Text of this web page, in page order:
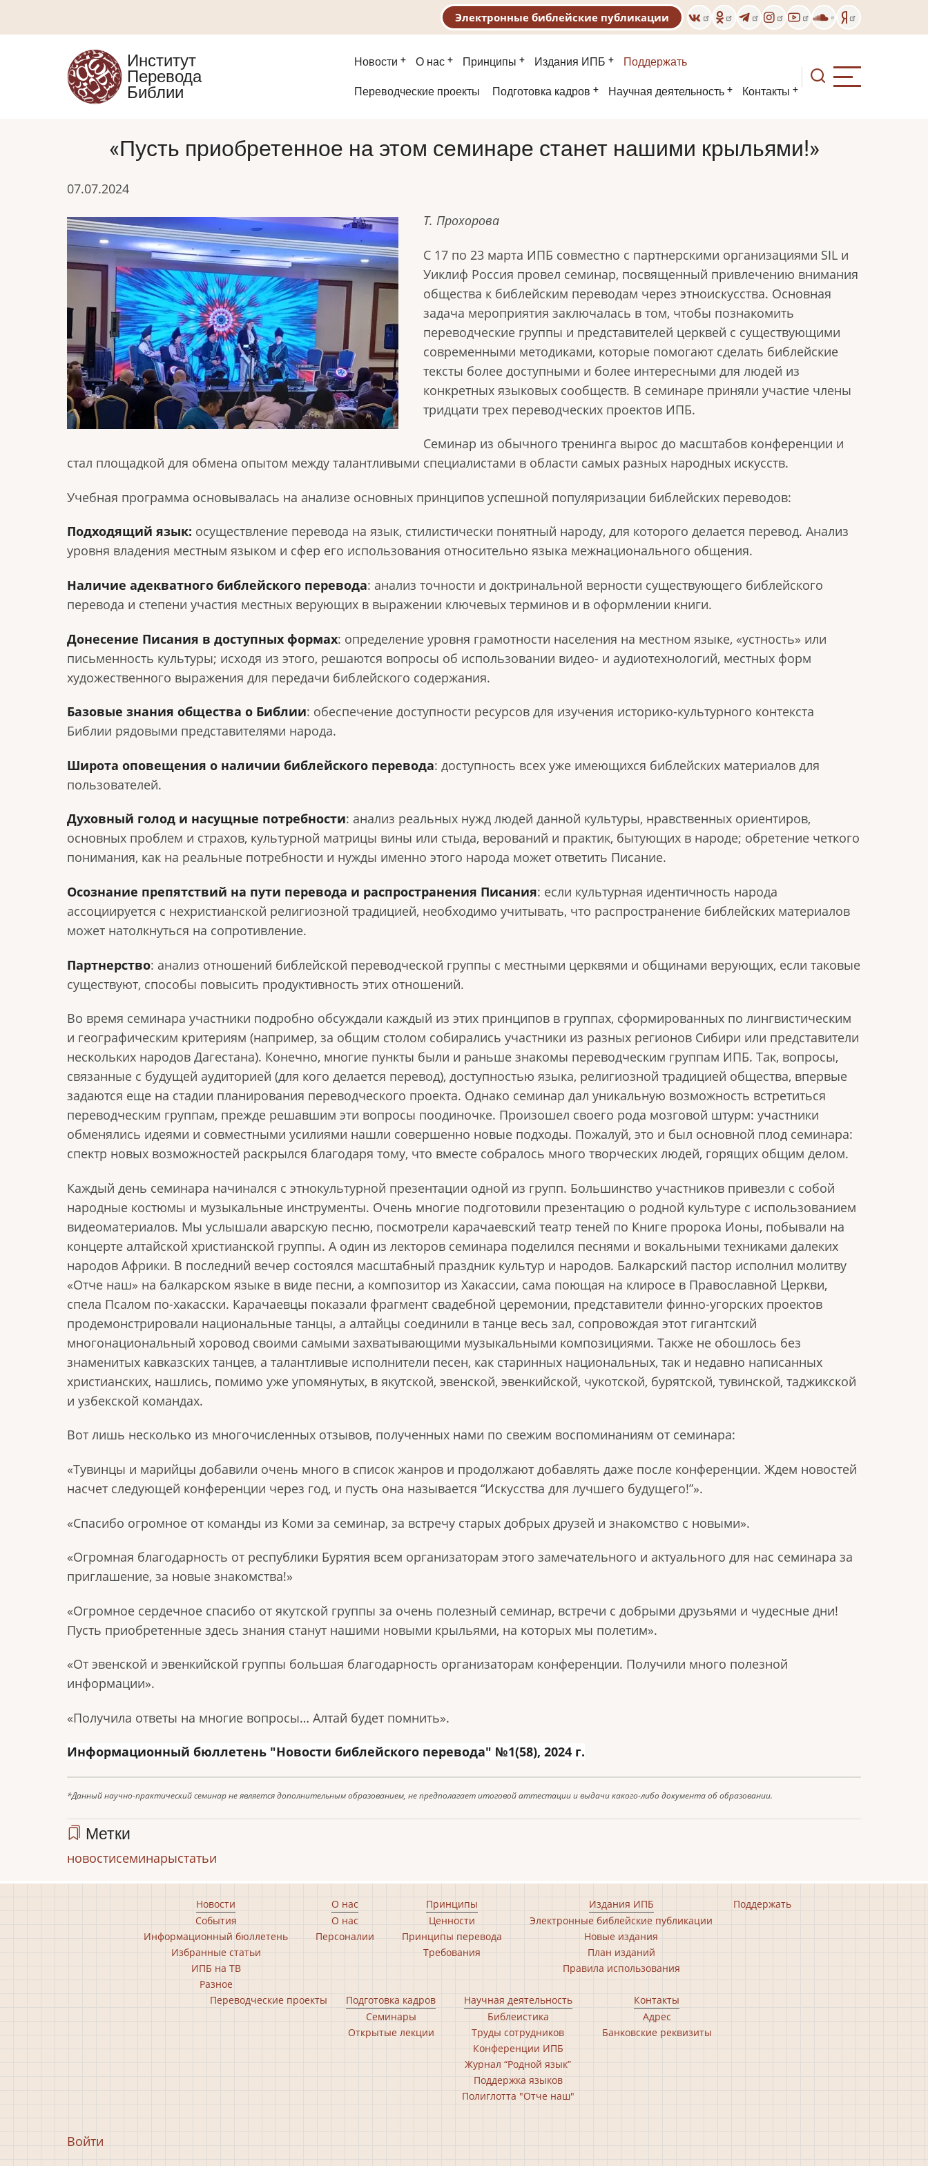
содержанию
Электронные библейские публикации
Институт
Перевода
Библии
Основная
навигация
Новости О нас Принципы Издания ИПБ Поддержать
Второе
Переводческие проекты Подготовка кадров Научная деятельность Контакты
«Пусть приобретенное на этом семинаре станет нашими крыльями!»
07.07.2024
Т. Прохорова
С 17 по 23 марта ИПБ совместно с партнерскими организациями SIL и
Уиклиф Россия провел семинар, посвященный привлечению внимания
общества к библейским переводам через этноискусства. Основная
задача мероприятия заключалась в том, чтобы познакомить
переводческие группы и представителей церквей с существующими
современными методиками, которые помогают сделать библейские
тексты более доступными и более интересными для людей из
конкретных языковых сообществ. В семинаре приняли участие члены
тридцати трех переводческих проектов ИПБ.
Семинар из обычного тренинга вырос до масштабов конференции и
стал площадкой для обмена опытом между талантливыми специалистами в области самых разных народных искусств.
Учебная программа основывалась на анализе основных принципов успешной популяризации библейских переводов:
Подходящий язык: осуществление перевода на язык, стилистически понятный народу, для которого делается перевод. Анализ
уровня владения местным языком и сфер его использования относительно языка межнационального общения.
Наличие адекватного библейского перевода: анализ точности и доктринальной верности существующего библейского
перевода и степени участия местных верующих в выражении ключевых терминов и в оформлении книги.
Донесение Писания в доступных формах: определение уровня грамотности населения на местном языке, «устность» или
письменность культуры; исходя из этого, решаются вопросы об использовании видео- и аудиотехнологий, местных форм
художественного выражения для передачи библейского содержания.
Базовые знания общества о Библии: обеспечение доступности ресурсов для изучения историко-культурного контекста
Библии рядовыми представителями народа.
Широта оповещения о наличии библейского перевода: доступность всех уже имеющихся библейских материалов для
пользователей.
Духовный голод и насущные потребности: анализ реальных нужд людей данной культуры, нравственных ориентиров,
основных проблем и страхов, культурной матрицы вины или стыда, верований и практик, бытующих в народе; обретение четкого
понимания, как на реальные потребности и нужды именно этого народа может ответить Писание.
Осознание препятствий на пути перевода и распространения Писания: если культурная идентичность народа
ассоциируется с нехристианской религиозной традицией, необходимо учитывать, что распространение библейских материалов
может натолкнуться на сопротивление.
Партнерство: анализ отношений библейской переводческой группы с местными церквями и общинами верующих, если таковые
существуют, способы повысить продуктивность этих отношений.
Во время семинара участники подробно обсуждали каждый из этих принципов в группах, сформированных по лингвистическим
и географическим критериям (например, за общим столом собирались участники из разных регионов Сибири или представители
нескольких народов Дагестана). Конечно, многие пункты были и раньше знакомы переводческим группам ИПБ. Так, вопросы,
связанные с будущей аудиторией (для кого делается перевод), доступностью языка, религиозной традицией общества, впервые
задаются еще на стадии планирования переводческого проекта. Однако семинар дал уникальную возможность встретиться
переводческим группам, прежде решавшим эти вопросы поодиночке. Произошел своего рода мозговой штурм: участники
обменялись идеями и совместными усилиями нашли совершенно новые подходы. Пожалуй, это и был основной плод семинара:
спектр новых возможностей раскрылся благодаря тому, что вместе собралось много творческих людей, горящих общим делом.
Каждый день семинара начинался с этнокультурной презентации одной из групп. Большинство участников привезли с собой
народные костюмы и музыкальные инструменты. Очень многие подготовили презентацию о родной культуре с использованием
видеоматериалов. Мы услышали аварскую песню, посмотрели карачаевский театр теней по Книге пророка Ионы, побывали на
концерте алтайской христианской группы. А один из лекторов семинара поделился песнями и вокальными техниками далеких
народов Африки. В последний вечер состоялся масштабный праздник культур и народов. Балкарский пастор исполнил молитву
«Отче наш» на балкарском языке в виде песни, а композитор из Хакассии, сама поющая на клиросе в Православной Церкви,
спела Псалом по-хакасски. Карачаевцы показали фрагмент свадебной церемонии, представители финно-угорских проектов
продемонстрировали национальные танцы, а алтайцы соединили в танце весь зал, сопровождая этот гигантский
многонациональный хоровод своими самыми захватывающими музыкальными композициями. Также не обошлось без
знаменитых кавказских танцев, а талантливые исполнители песен, как старинных национальных, так и недавно написанных
христианских, нашлись, помимо уже упомянутых, в якутской, эвенской, эвенкийской, чукотской, бурятской, тувинской, таджикской
и узбекской командах.
Вот лишь несколько из многочисленных отзывов, полученных нами по свежим воспоминаниям от семинара:
«Тувинцы и марийцы добавили очень много в список жанров и продолжают добавлять даже после конференции. Ждем новостей
насчет следующей конференции через год, и пусть она называется “Искусства для лучшего будущего!”».
«Спасибо огромное от команды из Коми за семинар, за встречу старых добрых друзей и знакомство с новыми».
«Огромная благодарность от республики Бурятия всем организаторам этого замечательного и актуального для нас семинара за
приглашение, за новые знакомства!»
«Огромное сердечное спасибо от якутской группы за очень полезный семинар, встречи с добрыми друзьями и чудесные дни!
Пусть приобретенные здесь знания станут нашими новыми крыльями, на которых мы полетим».
«От эвенской и эвенкийской группы большая благодарность организаторам конференции. Получили много полезной
информации».
«Получила ответы на многие вопросы… Алтай будет помнить».
Информационный бюллетень "Новости библейского перевода" №1(58), 2024 г.
*Данный научно-практический семинар не является дополнительным образованием, не предполагает итоговой аттестации и выдачи какого-либо документа об образовании.
Метки
новостисеминарыстатьи
Новости
События
Информационный бюллетень
Избранные статьи
ИПБ на ТВ
Разное
О нас
О нас
Персоналии
Принципы
Ценности
Принципы перевода
Требования
Издания ИПБ
Электронные библейские публикации
Новые издания
План изданий
Правила использования
Поддержать
Переводческие проекты
Подготовка кадров
Семинары
Открытые лекции
Научная деятельность
Библеистика
Труды сотрудников
Конференции ИПБ
Журнал “Родной язык”
Поддержка языков
Полиглотта "Отче наш"
Контакты
Адрес
Банковские реквизиты
Меню
Войти